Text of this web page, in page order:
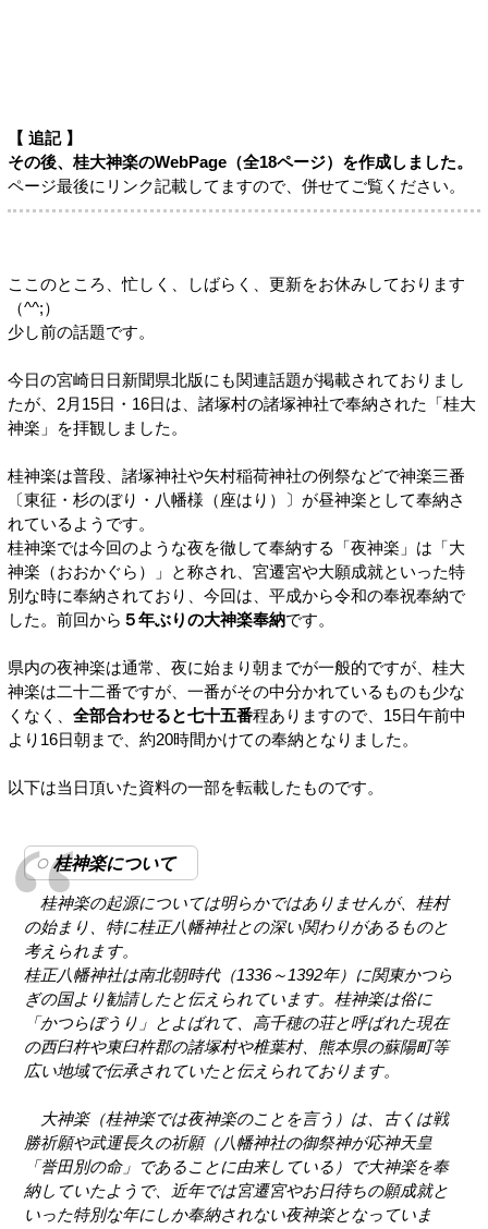
【 追記 】
その後、桂大神楽のWebPage（全18ページ）を作成しました。
ページ最後にリンク記載してますので、併せてご覧ください。
ここのところ、忙しく、しばらく、更新をお休みしております
（^^;）
少し前の話題です。
今日の宮崎日日新聞県北版にも関連話題が掲載されておりまし
たが、2月15日・16日は、諸塚村の諸塚神社で奉納された「桂大
神楽」を拝観しました。
桂神楽は普段、諸塚神社や矢村稲荷神社の例祭などで神楽三番
〔東征・杉のぼり・八幡様（座はり）〕が昼神楽として奉納さ
れているようです。
桂神楽では今回のような夜を徹して奉納する「夜神楽」は「大
神楽（おおかぐら）」と称され、宮遷宮や大願成就といった特
別な時に奉納されており、今回は、平成から令和の奉祝奉納で
した。前回から ５年ぶりの大神楽奉納です。
県内の夜神楽は通常、夜に始まり朝までが一般的ですが、桂大
神楽は二十二番ですが、一番がその中分かれているものも少な
くなく、 全部合わせると七十五番程ありますので、15日午前中
より16日朝まで、約20時間かけての奉納となりました。
以下は当日頂いた資料の一部を転載したものです。
桂神楽について
桂神楽の起源については明らかではありませんが、桂村
の始まり、特に桂正八幡神社との深い関わりがあるものと
考えられます。
桂正八幡神社は南北朝時代（1336～1392年）に関東かつら
ぎの国より勧請したと伝えられています。桂神楽は俗に
「かつらぼうり」とよばれて、高千穂の荘と呼ばれた現在
の西臼杵や東臼杵郡の諸塚村や椎葉村、熊本県の蘇陽町等
広い地域で伝承されていたと伝えられております。
大神楽（桂神楽では夜神楽のことを言う）は、古くは戦
勝祈願や武運長久の祈願（八幡神社の御祭神が応神天皇
「誉田別の命」であることに由来している）で大神楽を奉
納していたようで、近年では宮遷宮やお日待ちの願成就と
いった特別な年にしか奉納されない夜神楽となっていま